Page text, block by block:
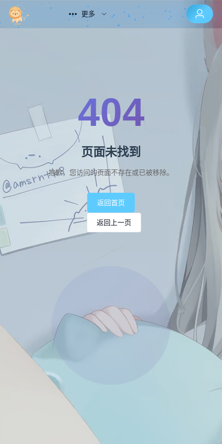
更多
404
页面未找到
抱歉，您访问的页面不存在或已被移除。
返回首页
返回上一页